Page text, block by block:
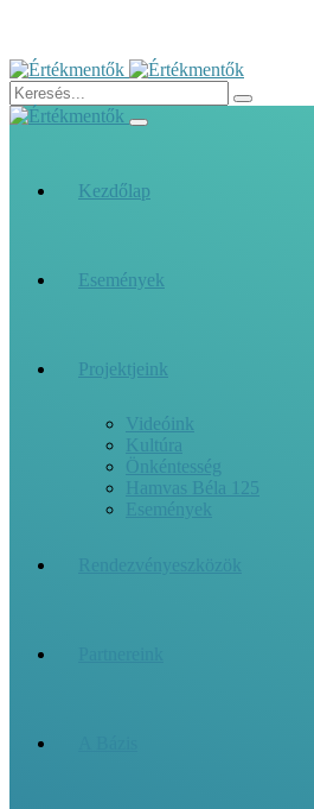
Kezdőlap
Események
Projektjeink
Videóink
Kultúra
Önkéntesség
Hamvas Béla 125
Események
Rendezvényeszközök